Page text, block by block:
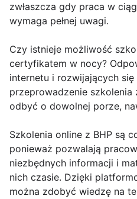
zwłaszcza gdy praca w
wymaga pełnej uwagi.
Czy istnieje możliwość
certyfikatem w nocy?
internetu i rozwijających
przeprowadzenie szkolenia
odbyć o dowolnej porze,
Szkolenia online z BHP są
ponieważ pozwalają
niezbędnych informacji i
nich czasie. Dzięki
można zdobyć wiedzę na